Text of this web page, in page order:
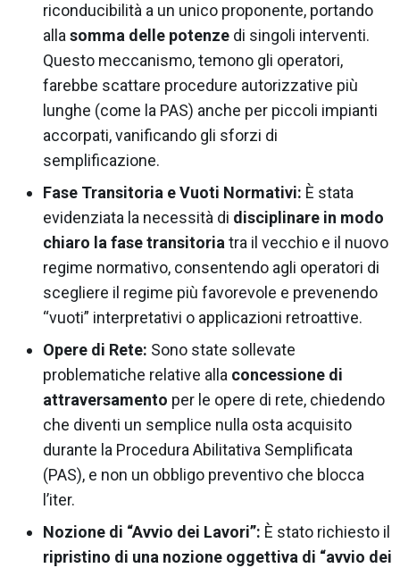
riconducibilità a un unico proponente, portando
alla somma delle potenze di singoli interventi.
Questo meccanismo, temono gli operatori,
farebbe scattare procedure autorizzative più
lunghe (come la PAS) anche per piccoli impianti
accorpati, vanificando gli sforzi di
semplificazione.
Fase Transitoria e Vuoti Normativi: È stata
evidenziata la necessità di disciplinare in modo
chiaro la fase transitoria tra il vecchio e il nuovo
regime normativo, consentendo agli operatori di
scegliere il regime più favorevole e prevenendo
“vuoti” interpretativi o applicazioni retroattive.
Opere di Rete: Sono state sollevate
problematiche relative alla concessione di
attraversamento per le opere di rete, chiedendo
che diventi un semplice nulla osta acquisito
durante la Procedura Abilitativa Semplificata
(PAS), e non un obbligo preventivo che blocca
l’iter.
Nozione di “Avvio dei Lavori”: È stato richiesto il
ripristino di una nozione oggettiva di “avvio dei